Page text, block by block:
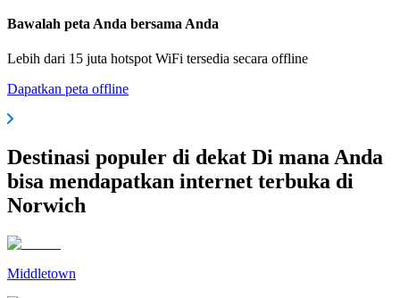
Bawalah peta Anda bersama Anda
Lebih dari 15 juta hotspot WiFi tersedia secara offline
Dapatkan peta offline
Destinasi populer di dekat Di mana Anda
bisa mendapatkan internet terbuka di
Norwich
Middletown